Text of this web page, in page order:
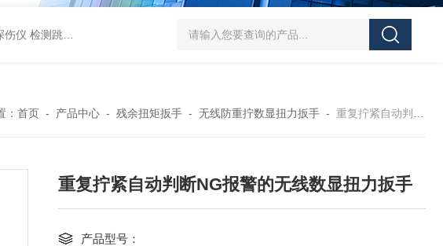
检测跳丝/断丝 5-300N.m的扭矩扳手检定仪 机械扳手校准仪 JDSF100KN电子式拉
： 首页- 产品中心- 残余扭矩扳手- 无线防重拧数显扭力扳手- 重复拧紧自动判断NG报警的无线数显扭力扳手
重复拧紧自动判断NG报警的无线数显扭力扳手
产品型号：